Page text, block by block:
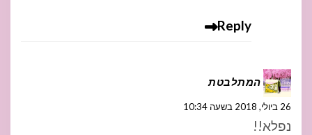
Reply
המתלבטת
26 ביולי, 2018 בשעה 10:34
נפלא!!